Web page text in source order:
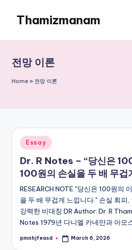
content
Thamizmanam
전망 이론
Home » 전망 이론
Posted
in
Essay
Dr. R Notes – “당신은
100원의 손실을 두 배 무겁
RESEARCH NOTE "당신은 100원의
을 두 배 무겁게 느낍니다." 손실 회피
강력한 비대칭 DR Author: Dr. R
Notes 1979년 다니엘 카네만과 아모
Posted
pmnhjfeasd March 6, 2026